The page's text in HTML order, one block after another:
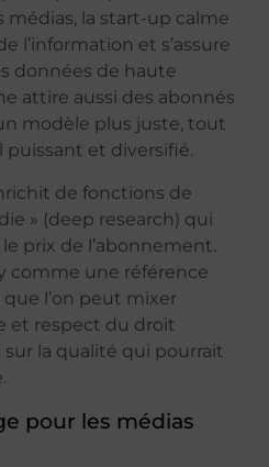
médias, la start-up calme
l’information et s’assure
données de haute
attire aussi des abonnés
modèle plus juste, tout
et diversifié.
de fonctions de
» (deep research) qui
prix de l’abonnement.
comme une référence
l’on peut mixer
et respect du droit
sur la qualité qui pourrait
pour les médias